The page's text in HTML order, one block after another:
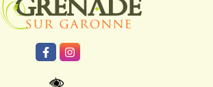
Lien vers le compte Facebook
Lien vers le compte